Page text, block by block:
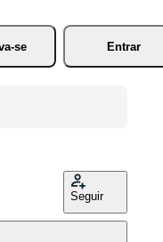
se
Entrar
Seguir